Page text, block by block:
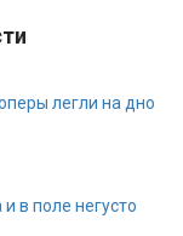
легли на дно
в поле негусто